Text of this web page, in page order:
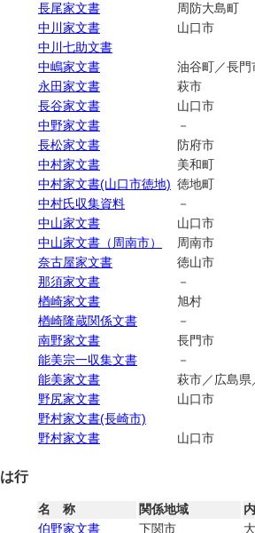
長尾家文書
周防大島町
中川家文書
山口市
中川七助文書
中嶋家文書
油谷町／長門
永田家文書
萩市
長谷家文書
山口市
中野家文書
－
長松家文書
防府市
中村家文書
美和町
中村家文書(山口市徳地) 徳地町
中村氏収集資料
－
中山家文書
山口市
中山家文書（周南市）
周南市
奈古屋家文書
徳山市
那須家文書
－
楢崎家文書
旭村
楢崎隆蔵関係文書
－
南野家文書
長門市
能美宗一収集文書
－
能美家文書
萩市／広島県
野尻家文書
山口市
野村家文書(長崎市)
野村家文書
山口市
は行
名 称 関係地域
伯野家文書
下関市